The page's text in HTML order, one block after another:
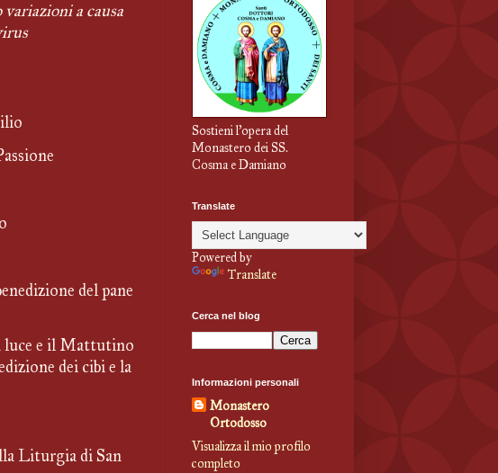
a causa
del pane
luce e il Mattutino
dei cibi e la
Liturgia di San
Sostieni l'opera del
Monastero dei SS.
Cosma e Damiano
Translate
Powered by
Translate
Cerca nel blog
Informazioni personali
Monastero
Ortodosso
Visualizza il mio profilo
completo